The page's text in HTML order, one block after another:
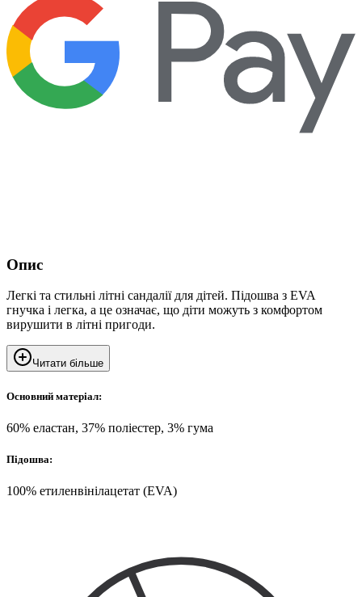
Опис
Легкі та стильні літні сандалії для дітей. Підошва з EVA
гнучка і легка, а це означає, що діти можуть з комфортом
вирушити в літні пригоди.
Читати більше
Основний матеріал:
60% еластан, 37% поліестер, 3% гума
Підошва:
100% етиленвінілацетат (EVA)